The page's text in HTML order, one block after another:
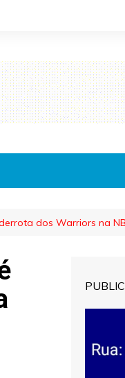
dos Warriors na